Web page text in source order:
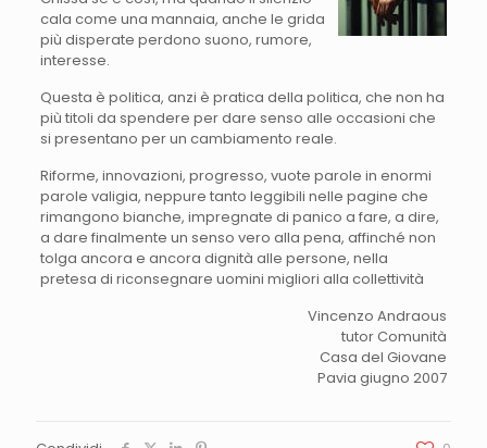
cala come una mannaia, anche le grida
più disperate perdono suono, rumore,
interesse.
Questa è politica, anzi è pratica della politica, che non ha
più titoli da spendere per dare senso alle occasioni che
si presentano per un cambiamento reale.
Riforme, innovazioni, progresso, vuote parole in enormi
parole valigia, neppure tanto leggibili nelle pagine che
rimangono bianche, impregnate di panico a fare, a dire,
a dare finalmente un senso vero alla pena, affinché non
tolga ancora e ancora dignità alle persone, nella
pretesa di riconsegnare uomini migliori alla collettività
Vincenzo Andraous
tutor Comunità
Casa del Giovane
Pavia giugno 2007